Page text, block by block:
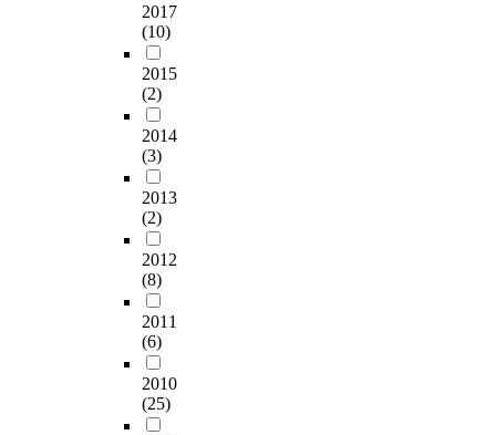
2017
(10)
2015
(2)
2014
(3)
2013
(2)
2012
(8)
2011
(6)
2010
(25)